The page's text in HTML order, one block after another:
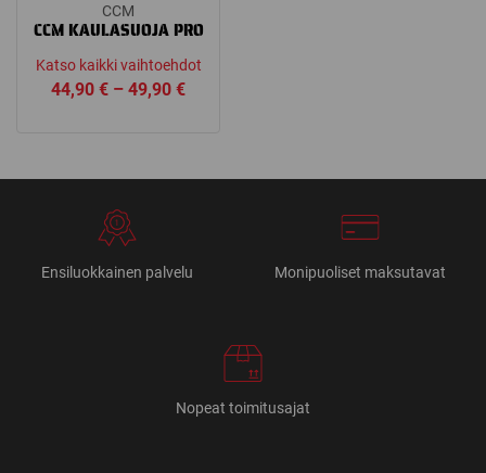
CCM
CCM KAULASUOJA PRO
Katso kaikki vaihtoehdot
44,90€ – 49,90€Price
Ensiluokkainen palvelu Monipuoliset maksutavat
Nopeat toimitusajat